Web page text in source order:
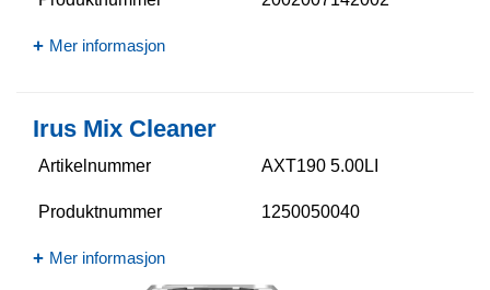
Mer informasjon
Irus Mix Cleaner
Artikelnummer AXT190 5.00LI
Produktnummer 1250050040
Mer informasjon